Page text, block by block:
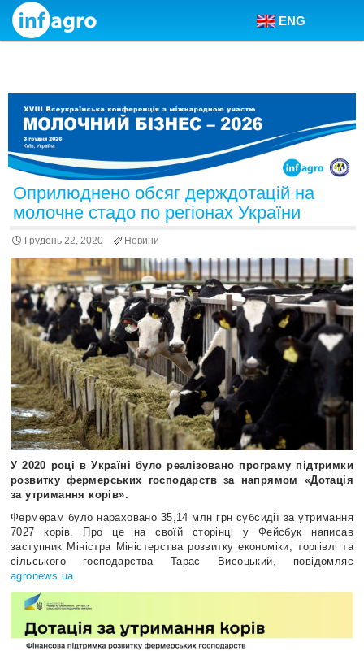
Skip to content
ENG
Оприлюднено обсяг держдотацій на
молочне стадо по регіонах України
Грудень 22, 2020 Новини
У 2020 році в Україні було реалізовано програму підтримки
розвитку фермерських господарств за напрямом «Дотація
за утримання корів».
Фермерам було нараховано 35,14 млн грн субсидії за утримання
7027 корів. Про це на своїй сторінці у Фейсбук написав
заступник Міністра Міністерства розвитку економіки, торгівлі та
сільського господарства Тарас Висоцький, повідомляє
agronews.ua.